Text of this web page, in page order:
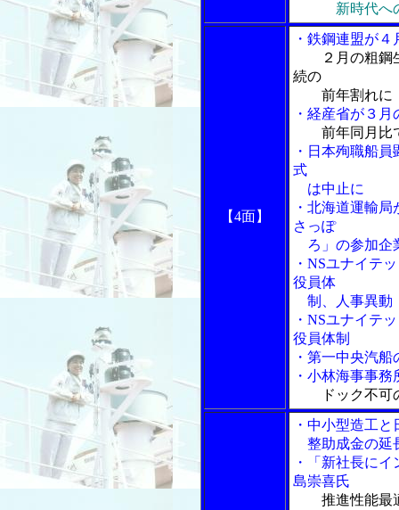
新時代へ
【4面】
・鉄鋼連盟が
２月の粗
続の
前年割れに
・経産省が３
前年同月比
・日本殉職船
式
は中止に
・北海道運輸
さっぽ
ろ」の参加企
・NSユナイテ
役員体
制、人事異動
・NSユナイテ
役員体制
・第一中央汽
・小林海事事
ドック不可
・中小型造工
整助成金の延
・「新社長に
島崇喜氏
推進性能最